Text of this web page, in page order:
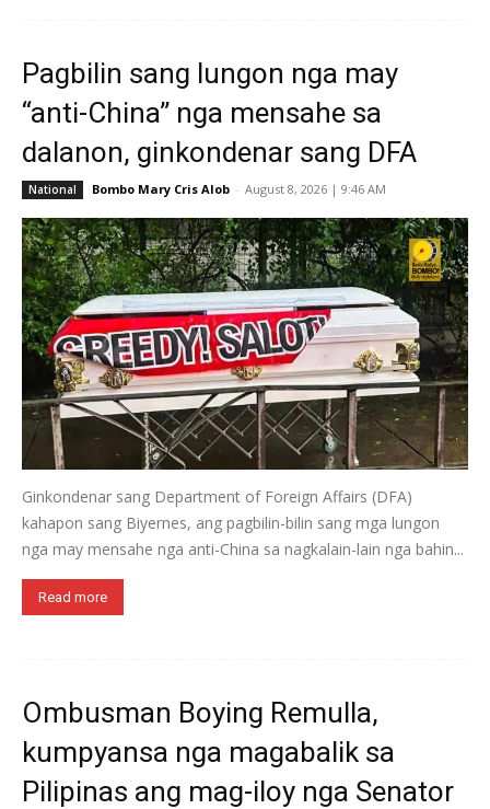
Pagbilin sang lungon nga may
“anti-China” nga mensahe sa
dalanon, ginkondenar sang DFA
National Bombo Mary Cris Alob - August 8, 2026 | 9:46 AM
Ginkondenar sang Department of Foreign Affairs (DFA)
kahapon sang Biyernes, ang pagbilin-bilin sang mga lungon
nga may mensahe nga anti-China sa nagkalain-lain nga bahin...
Read more
Ombusman Boying Remulla,
kumpyansa nga magabalik sa
Pilipinas ang mag-iloy nga Senator